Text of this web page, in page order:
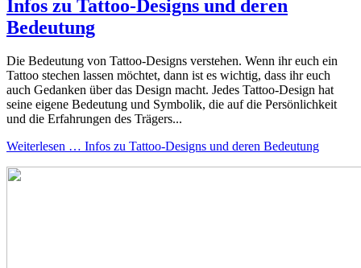
Infos zu Tattoo-Designs und deren
Bedeutung
Die Bedeutung von Tattoo-Designs verstehen. Wenn ihr euch ein
Tattoo stechen lassen möchtet, dann ist es wichtig, dass ihr euch
auch Gedanken über das Design macht. Jedes Tattoo-Design hat
seine eigene Bedeutung und Symbolik, die auf die Persönlichkeit
und die Erfahrungen des Trägers...
Weiterlesen … Infos zu Tattoo-Designs und deren Bedeutung